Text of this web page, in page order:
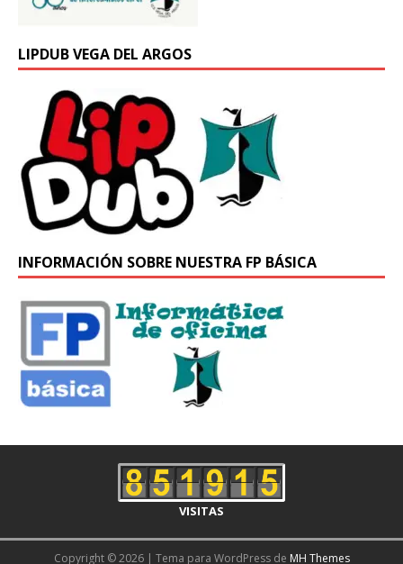
LIPDUB VEGA DEL ARGOS
INFORMACIÓN SOBRE NUESTRA FP BÁSICA
VISITAS
Copyright © 2026 | Tema para WordPress de MH Themes